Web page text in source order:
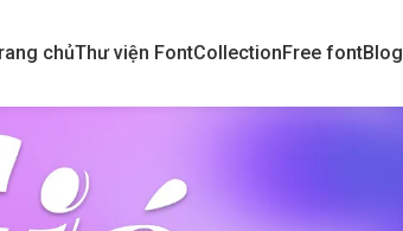
chủThư viện FontCollectionFree fontBlog